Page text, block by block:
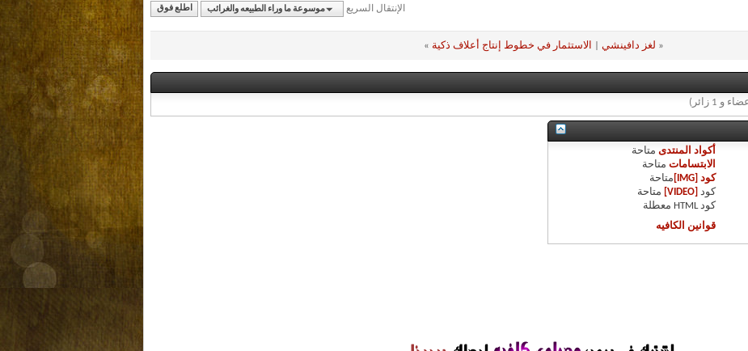
الإنتقال السريع موسوعة ما وراء الطبيعه والغرائب اطلع فوق
« لغز دافينشي الاستثمار في خطوط إنتاج أعلاف ذكية »
أكواد المنتدى متاحة
الابتسامات متاحة
كود [IMG]
متاحة
كود [VIDEO]
متاحة
كود HTML
معطلة
قوانين الكافيه